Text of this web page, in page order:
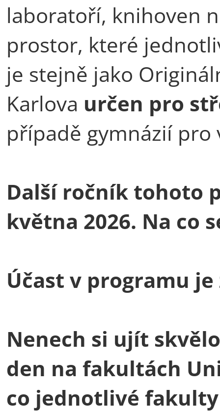
laboratoří, knihoven
prostor, které
je stejně jako
Karlova určen pro
případě gymnázií pro
Další ročník tohoto
května 2026. Na co
Účast v programu
Nenech si ujít
den na fakultách
co jednotlivé